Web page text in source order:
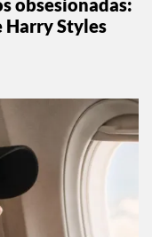
Harry Styles